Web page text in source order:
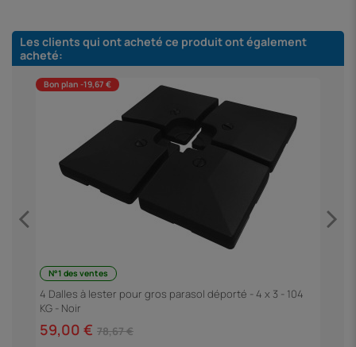
Les clients qui ont acheté ce produit ont également
acheté:
Bon plan -19,67 €
N°1 des ventes
4 Dalles à lester pour gros parasol déporté - 4 x 3 - 104
KG - Noir
59,00 € 78,67 €